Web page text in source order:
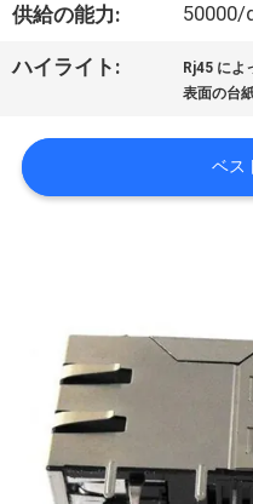
工
場
行
供給の能力: 50000/
ハイライト: Rj45 によ
表面の台
ベス